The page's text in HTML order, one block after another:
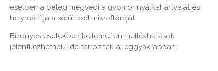
esetben a beteg megvédi a gyomor nyálkahártyáját és
helyreállítja a sérült bél mikroflóráját.
Bizonyos esetekben kellemetlen mellékhatások
jelentkezhetnek. Ide tartoznak a leggyakrabban: